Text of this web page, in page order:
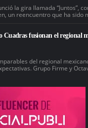
la gira llamada “Juntos”,
un reencuentro que ha sido
fusionan el regional
del regional
Grupo Firme y